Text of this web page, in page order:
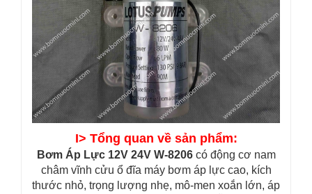
I> Tổng quan về sản phẩm:
Bơm Áp Lực 12V 24V W-8206có động cơ nam
châm vĩnh cửu ổ đĩa máy bơm áp lực cao, kích
thước nhỏ, trọng lượng nhẹ, mô-men xoắn lớn, áp